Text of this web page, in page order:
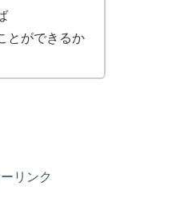
とができるか
リンク